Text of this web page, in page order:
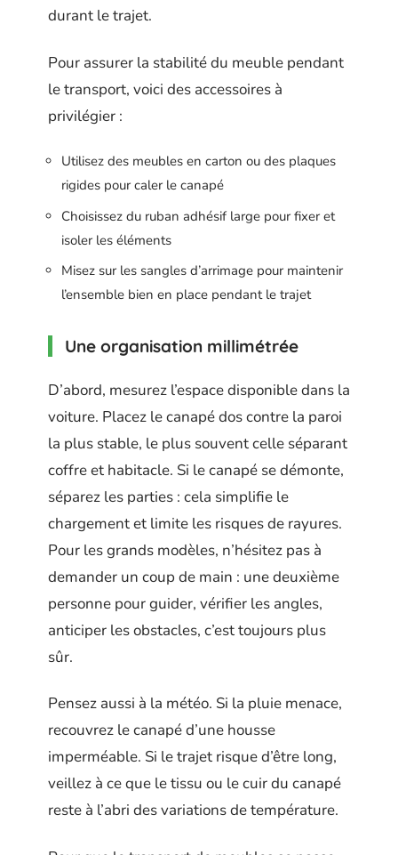
durant le trajet.
Pour assurer la stabilité du meuble pendant
le transport, voici des accessoires à
privilégier :
Utilisez des meubles en carton ou des plaques
rigides pour caler le canapé
Choisissez du ruban adhésif large pour fixer et
isoler les éléments
Misez sur les sangles d’arrimage pour maintenir
l’ensemble bien en place pendant le trajet
Une organisation millimétrée
D’abord, mesurez l’espace disponible dans la
voiture. Placez le canapé dos contre la paroi
la plus stable, le plus souvent celle séparant
coffre et habitacle. Si le canapé se démonte,
séparez les parties : cela simplifie le
chargement et limite les risques de rayures.
Pour les grands modèles, n’hésitez pas à
demander un coup de main : une deuxième
personne pour guider, vérifier les angles,
anticiper les obstacles, c’est toujours plus
sûr.
Pensez aussi à la météo. Si la pluie menace,
recouvrez le canapé d’une housse
imperméable. Si le trajet risque d’être long,
veillez à ce que le tissu ou le cuir du canapé
reste à l’abri des variations de température.